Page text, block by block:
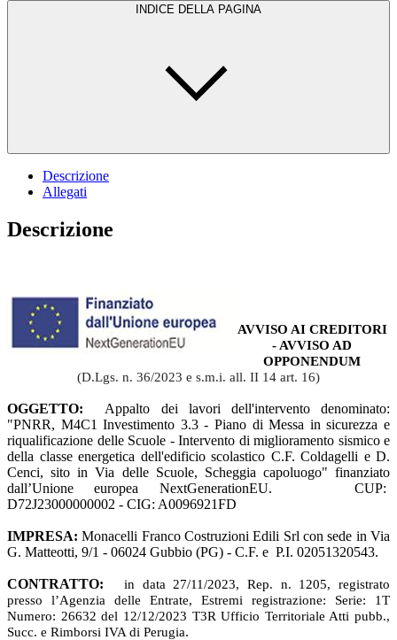
INDICE DELLA PAGINA
Descrizione
Allegati
Descrizione
AVVISO AI CREDITORI
- AVVISO AD
OPPONENDUM
(D.Lgs. n. 36/2023 e s.m.i. all. II 14 art. 16)
OGGETTO: Appalto dei lavori dell'intervento denominato:
"PNRR, M4C1 Investimento 3.3 - Piano di Messa in sicurezza e
riqualificazione delle Scuole - Intervento di miglioramento sismico e
della classe energetica dell'edificio scolastico C.F. Coldagelli e D.
Cenci, sito in Via delle Scuole, Scheggia capoluogo" finanziato
dall’Unione europea NextGenerationEU. CUP:
D72J23000000002 - CIG: A0096921FD
IMPRESA:Monacelli Franco Costruzioni Edili Srl con sede in Via
G. Matteotti, 9/1 - 06024 Gubbio (PG) - C.F. e P.I. 02051320543.
CONTRATTO:
in data 27/11/2023, Rep. n. 1205, registrato
presso l’Agenzia delle Entrate, Estremi registrazione: Serie: 1T
Numero: 26632 del 12/12/2023 T3R Ufficio Territoriale Atti pubb.,
Succ. e Rimborsi IVA di Perugia.